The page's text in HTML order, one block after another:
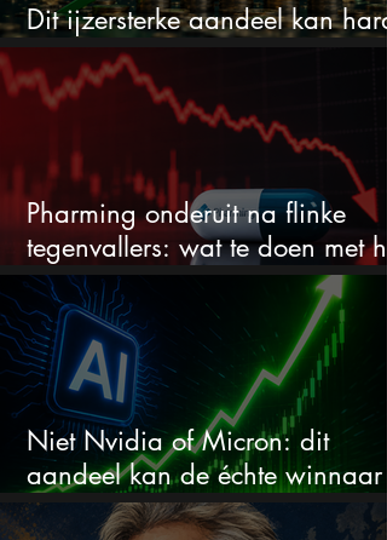
Dit ijzersterke aandeel kan hard
stijgen maar bijna niemand kijkt
Pharming onderuit na flinke
tegenvallers: wat te doen met
aandeel?
Niet Nvidia of Micron: dit
aandeel kan de échte winnaar
van de AI-race worden